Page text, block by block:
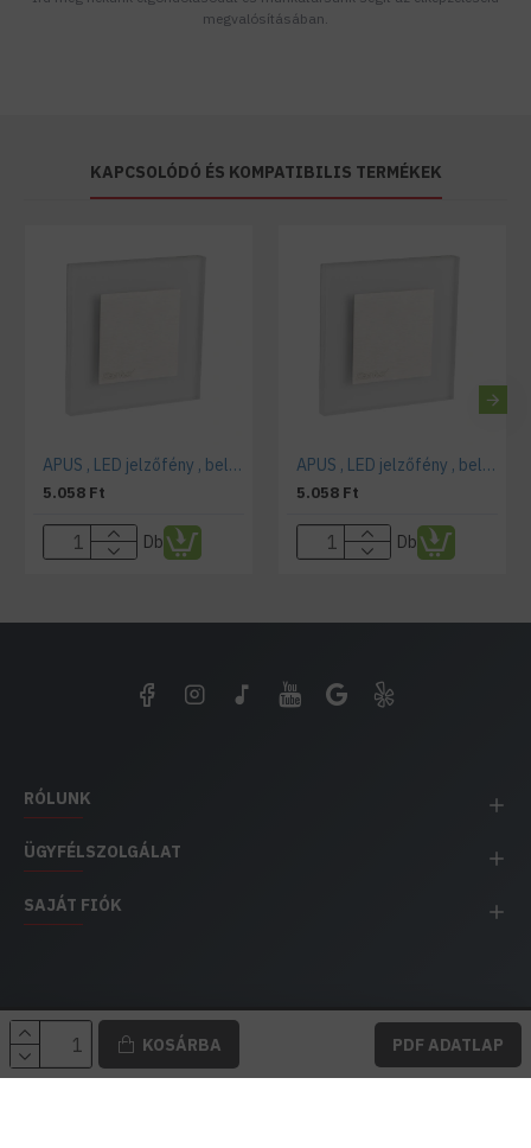
KOSÁRBA PDF ADATLAP
megvalósításában.
KAPCSOLÓDÓ ÉS KOMPATIBILIS TERMÉKEK
APUS , LED jelzőfény , beltéri , 12 Volt , design , hideg fehér
5.058 Ft
Db
APUS , LED jelzőfény , beltéri , 12 Volt , design , meleg fehér
5.058 Ft
Db
RÓLUNK
ÜGYFÉLSZOLGÁLAT
SAJÁT FIÓK
EH IMPEX / Copyright © 1991-2025 Energia Háza